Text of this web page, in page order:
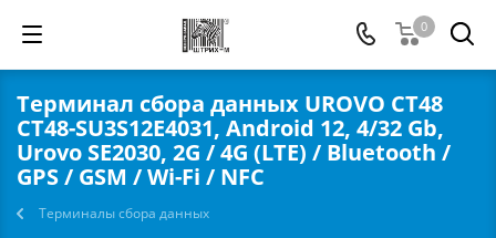
0
Терминал сбора данных UROVO CT48
CT48-SU3S12E4031, Android 12, 4/32 Gb,
Urovo SE2030, 2G / 4G (LTE) / Bluetooth /
GPS / GSM / Wi-Fi / NFC
Терминалы сбора данных